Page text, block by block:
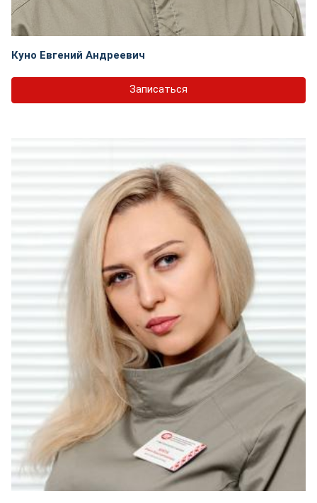
Куно Евгений Андреевич
Записаться